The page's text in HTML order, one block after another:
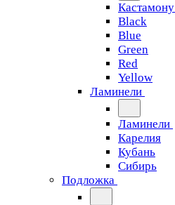
Кастамону
Black
Blue
Green
Red
Yellow
Ламинели
Ламинели
Карелия
Кубань
Сибирь
Подложка